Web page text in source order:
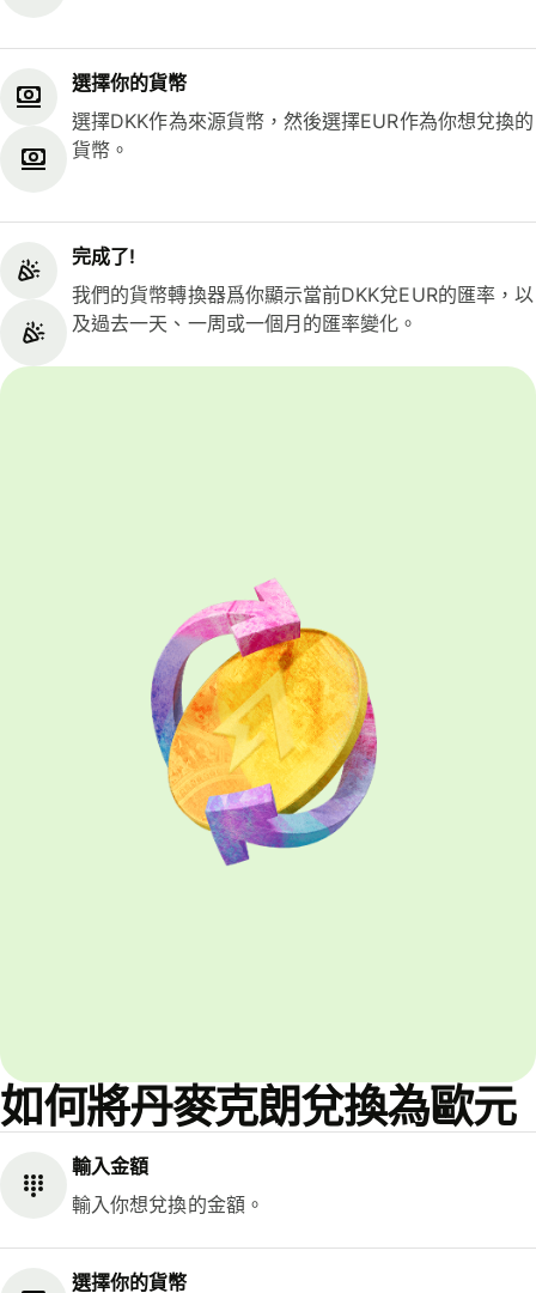
選擇你的貨幣
選擇DKK作為來源貨幣，然後選擇EUR作為你想兌換的
貨幣。
完成了!
我們的貨幣轉換器爲你顯示當前DKK兌EUR的匯率，以
及過去一天、一周或一個月的匯率變化。
如何將丹麥克朗兌換為歐元
輸入金額
輸入你想兌換的金額。
選擇你的貨幣